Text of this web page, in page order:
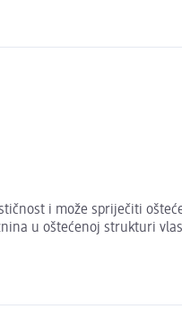
i može spriječiti
u oštećenoj strukturi